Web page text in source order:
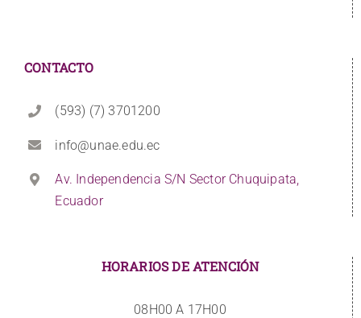
CONTACTO
(593) (7) 3701200
info@unae.edu.ec
Av. Independencia S/N Sector Chuquipata,
Ecuador
HORARIOS DE ATENCIÓN
08H00 A 17H00